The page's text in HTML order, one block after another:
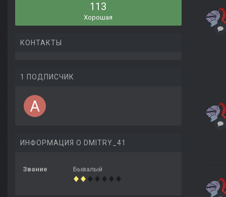
113
Хорошая
КОНТАКТЫ
1 ПОДПИСЧИК
ИНФОРМАЦИЯ О DMITRY_41
Звание Бывалый